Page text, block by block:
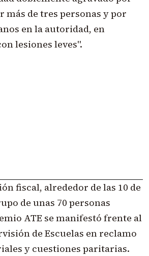
más de tres personas y por
en la autoridad, en
lesiones leves".
fiscal, alrededor de las 10 de
de unas 70 personas
ATE se manifestó frente al
de Escuelas en reclamo
y cuestiones paritarias.